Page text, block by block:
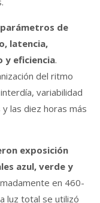
de
latencia,
y eficiencia.
del ritmo
variabilidad
las diez horas más
exposición
azul, verde y
en 460-
luz total se utilizó